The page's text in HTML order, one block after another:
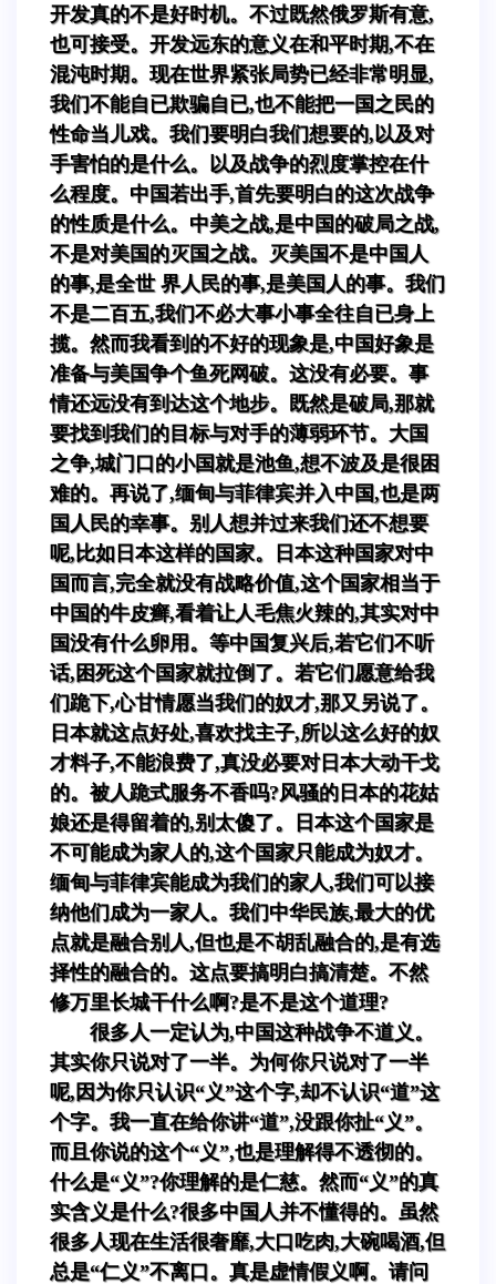
开发真的不是好时机。不过既然俄罗斯有意,
也可接受。开发远东的意义在和平时期,不在
混沌时期。现在世界紧张局势已经非常明显,
我们不能自已欺骗自已,也不能把一国之民的
性命当儿戏。我们要明白我们想要的,以及对
手害怕的是什么。以及战争的烈度掌控在什
么程度。中国若出手,首先要明白的这次战争
的性质是什么。中美之战,是中国的破局之战,
不是对美国的灭国之战。灭美国不是中国人
的事,是全世 界人民的事,是美国人的事。我们
不是二百五,我们不必大事小事全往自已身上
揽。然而我看到的不好的现象是,中国好象是
准备与美国争个鱼死网破。这没有必要。事
情还远没有到达这个地步。既然是破局,那就
要找到我们的目标与对手的薄弱环节。大国
之争,城门口的小国就是池鱼,想不波及是很困
难的。再说了,缅甸与菲律宾并入中国,也是两
国人民的幸事。别人想并过来我们还不想要
呢,比如日本这样的国家。日本这种国家对中
国而言,完全就没有战略价值,这个国家相当于
中国的牛皮癣,看着让人毛焦火辣的,其实对中
国没有什么卵用。等中国复兴后,若它们不听
话,困死这个国家就拉倒了。若它们愿意给我
们跪下,心甘情愿当我们的奴才,那又另说了。
日本就这点好处,喜欢找主子,所以这么好的奴
才料子,不能浪费了,真没必要对日本大动干戈
的。被人跪式服务不香吗?风骚的日本的花姑
娘还是得留着的,别太傻了。日本这个国家是
不可能成为家人的,这个国家只能成为奴才。
缅甸与菲律宾能成为我们的家人,我们可以接
纳他们成为一家人。我们中华民族,最大的优
点就是融合别人,但也是不胡乱融合的,是有选
择性的融合的。这点要搞明白搞清楚。不然
修万里长城干什么啊?是不是这个道理?
很多人一定认为,中国这种战争不道义。
其实你只说对了一半。为何你只说对了一半
呢,因为你只认识“义”这个字,却不认识“道”这
个字。我一直在给你讲“道”,没跟你扯“义”。
而且你说的这个“义”,也是理解得不透彻的。
什么是“义”?你理解的是仁慈。然而“义”的真
实含义是什么?很多中国人并不懂得的。虽然
很多人现在生活很奢靡,大口吃肉,大碗喝酒,但
总是“仁义”不离口。真是虚情假义啊。请问